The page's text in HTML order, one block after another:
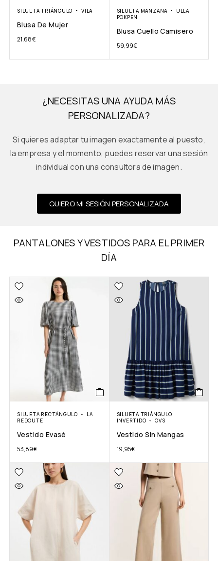
SILUETA TRIÁNGULO VILA
Blusa De Mujer
21,68€
SILUETA MANZANA
ULLA
POKPEN
Blusa Cuello Camisero
59,99€
¿NECESITAS UNA AYUDA MÁS
PERSONALIZADA?
Si quieres adaptar tu imagen exactamente al puesto,
la empresa y el momento, puedes reservar una sesión
individual con una consultora de imagen.
QUIERO MI SESIÓN PERSONALIZADA
PANTALONES Y VESTIDOS PARA EL PRIMER
DÍA
SILUETA RECTÁNGULO
LA
REDOUTE
Vestido Evasé
53,89€
SILUETA TRIÁNGULO
INVERTIDO
OVS
Vestido Sin Mangas
19,95€